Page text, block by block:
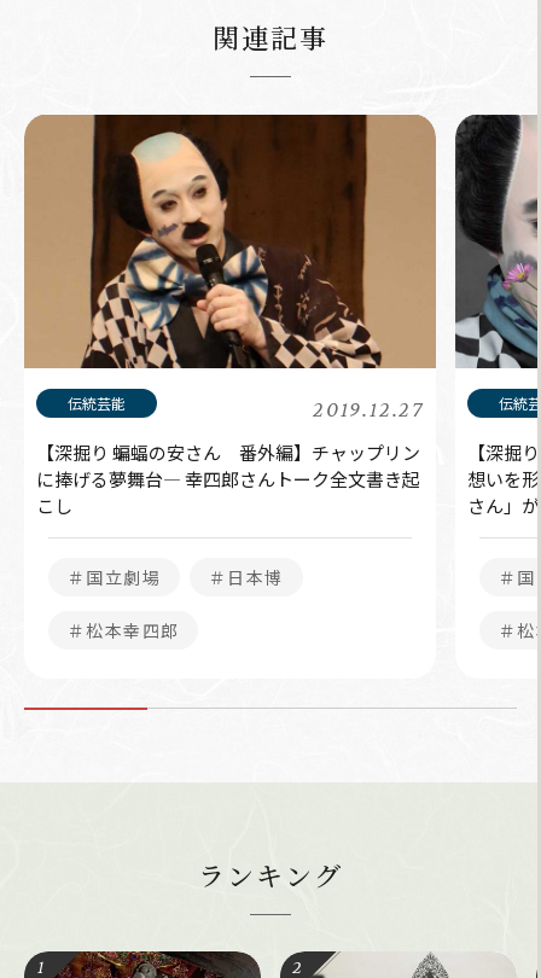
関連記事
2019.12.27
【深掘り 蝙蝠の安さん 番外編】チャップリン
に捧げる夢舞台― 幸四郎さんトーク全文書き起
こし
＃国立劇場 ＃日本博
＃松本幸四郎
【深掘
想いを
さん」
＃
＃
ランキング